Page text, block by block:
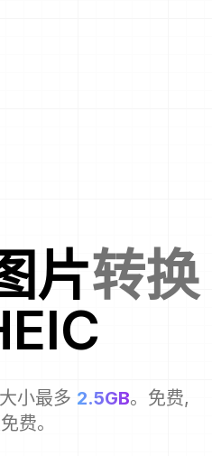
片转换
小最多 2.5GB。免费,
费。